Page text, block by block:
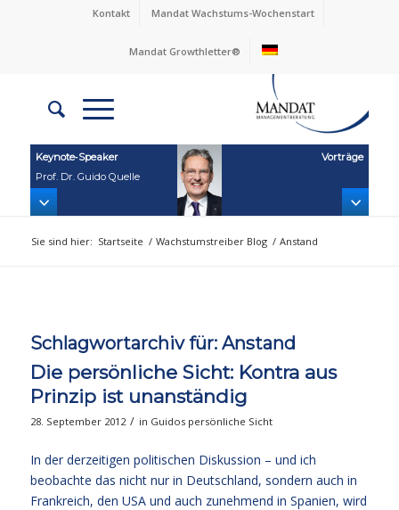
Kontakt Mandat Wachstums-Wochenstart
Mandat Growthletter®
Keynote‑Speaker
Prof. Dr. Guido Quelle
Vorträge
Sie sind hier: Startseite / Wachstumstreiber Blog / Anstand
Schlagwortarchiv für: Anstand
Die persönliche Sicht: Kontra aus
Prinzip ist unanständig
28. September 2012 / in Guidos persönliche Sicht
In der derzeitigen politischen Diskussion – und ich
beobachte das nicht nur in Deutschland, sondern auch in
Frankreich, den USA und auch zunehmend in Spanien, wird